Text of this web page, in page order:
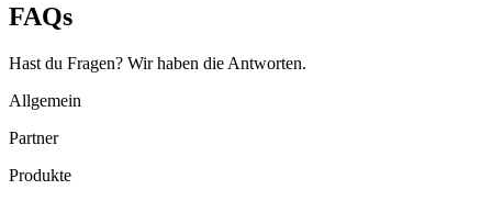
FAQs
Hast du Fragen? Wir haben die Antworten.
Allgemein
Partner
Produkte